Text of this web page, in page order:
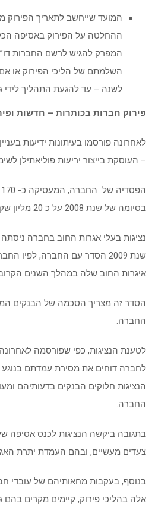
המועד שייחשב לתאריך הפירוק
ההחלטה על הפירוק באסיפה
המפרק להגיש לרשם החברות
השלמתם של הליכי הפירוק או
לשנה – עד להגעת התהליך לידי
פירוק חברות בכותרות – חדשות
לאחרונה פורסמו בעיתונות ידיעות
– העוסקת בייצור יריעות פוליאתילן
בסיומה של שנת 2008 על כ 20 מליון שקל.
נציגות בעלי אגרות החוב בחברה
שנת 2009 הסדר עם החברה,
איגרות החוב שלה במהלך השנים
הסדר זה מצריך הסכמה של הבנקים
החברה.
לטענת הנציגות, כפי שפורסמה
לחברה דוחים את מסירת עמדתם בנוגע
הנציגות חלוקים הבנקים בדעותיהם
החברה.
בתגובה ביקשה הנציגות לכנס אסיפה
צעדים מעשיים, ובהם העמדת יתרת
בנוסף, בעקבות מחאותיהם של עובדי
אלה בהליכי פירוק, קיימים מקרים בהם